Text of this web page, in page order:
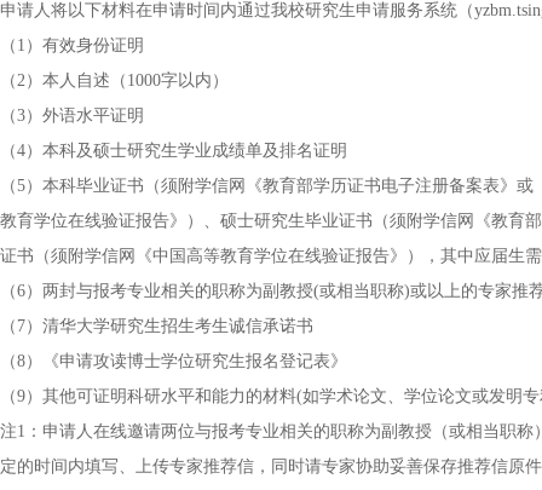
申请人将以下材料在申请时间内通过我校研究生申请服务系统（
（1）有效身份证明
（2）本人自述（1000字以内）
（3）外语水平证明
（4）本科及硕士研究生学业成绩单及排名证明
（5）本科毕业证书（须附学信网《教育部学历证书电子注册备案表》
教育学位在线验证报告》）、硕士研究生毕业证书（须附学信网《教育
证书（须附学信网《中国高等教育学位在线验证报告》），其中应届生
（6）两封与报考专业相关的职称为副教授(或相当职称)或以上的专家推
（7）清华大学研究生招生考生诚信承诺书
（8）《申请攻读博士学位研究生报名登记表》
（9）其他可证明科研水平和能力的材料(如学术论文、学位论文或发明
注1：申请人在线邀请两位与报考专业相关的职称为副教授（或相当职
定的时间内填写、上传专家推荐信，同时请专家协助妥善保存推荐信原